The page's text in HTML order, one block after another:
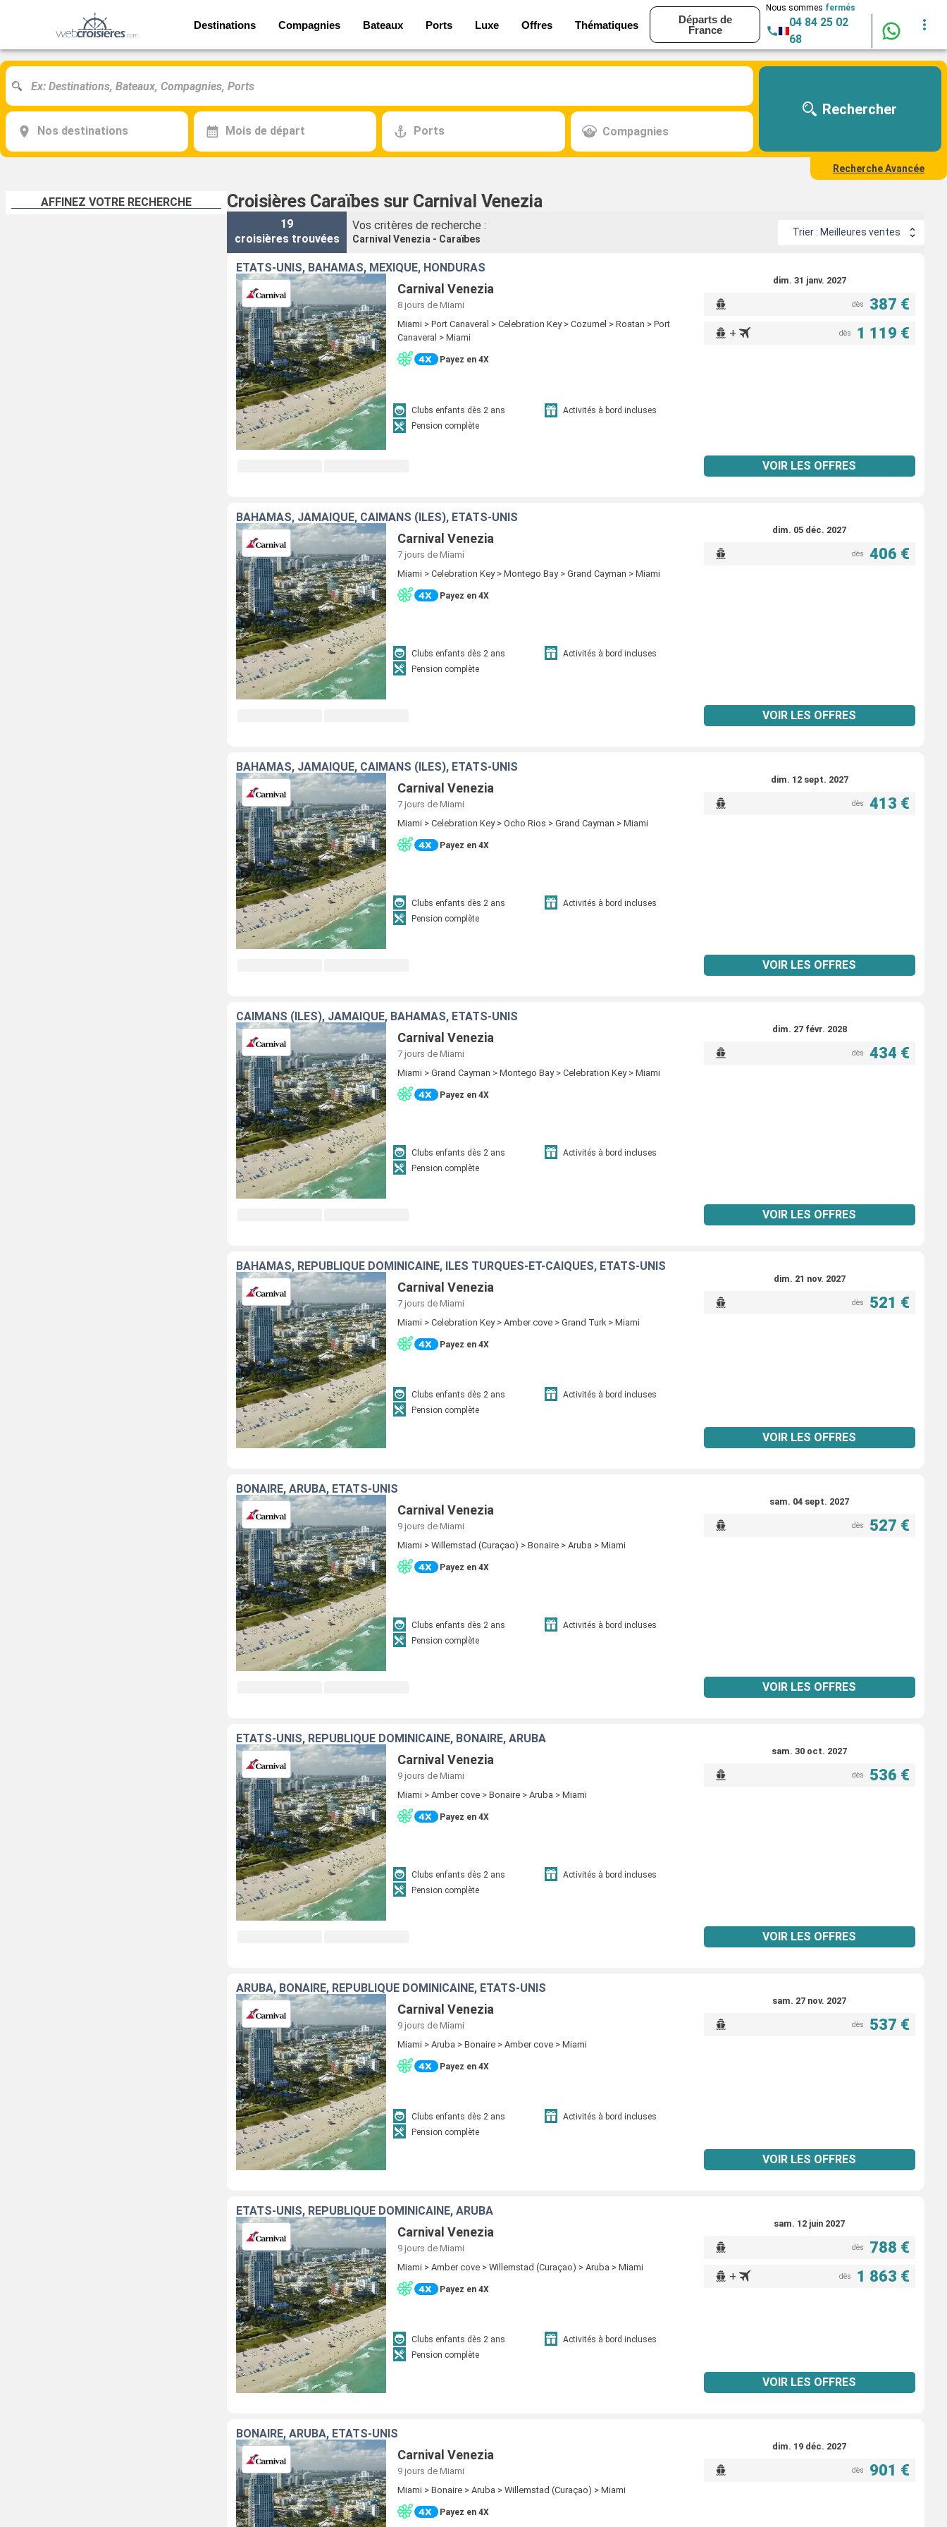
Destinations Compagnies Bateaux Ports Luxe Offres Thématiques
Départs de
France
Nous sommes fermés
04 84 25 02
68
Nos destinations Mois de départ Ports Compagnies
Rechercher
Recherche Avancée
AFFINEZ VOTRE RECHERCHE Croisières Caraïbes sur Carnival Venezia
19
croisières trouvées
Vos critères de recherche :
Carnival Venezia - Caraïbes
Trier : Meilleures ventes
ÉTATS-UNIS, BAHAMAS, MEXIQUE, HONDURAS
Carnival Venezia
8 jours de Miami
Miami > Port Canaveral > Celebration Key > Cozumel > Roatan > Port
Canaveral > Miami
Payez en 4X
Clubs enfants dès 2 ans
Activités à bord incluses
Pension complète
dim. 31 janv. 2027
dès 387 €
+ dès 1 119 €
VOIR LES OFFRES
BAHAMAS, JAMAÏQUE, CAÏMANS (ÎLES), ÉTATS-UNIS
Carnival Venezia
7 jours de Miami
Miami > Celebration Key > Montego Bay > Grand Cayman > Miami
Payez en 4X
Clubs enfants dès 2 ans
Activités à bord incluses
Pension complète
dim. 05 déc. 2027
dès 406 €
VOIR LES OFFRES
BAHAMAS, JAMAÏQUE, CAÏMANS (ÎLES), ÉTATS-UNIS
Carnival Venezia
7 jours de Miami
Miami > Celebration Key > Ocho Rios > Grand Cayman > Miami
Payez en 4X
Clubs enfants dès 2 ans
Activités à bord incluses
Pension complète
dim. 12 sept. 2027
dès 413 €
VOIR LES OFFRES
CAÏMANS (ÎLES), JAMAÏQUE, BAHAMAS, ÉTATS-UNIS
Carnival Venezia
7 jours de Miami
Miami > Grand Cayman > Montego Bay > Celebration Key > Miami
Payez en 4X
Clubs enfants dès 2 ans
Activités à bord incluses
Pension complète
dim. 27 févr. 2028
dès 434 €
VOIR LES OFFRES
BAHAMAS, RÉPUBLIQUE DOMINICAINE, ÎLES TURQUES-ET-CAÏQUES, ÉTATS-UNIS
Carnival Venezia
7 jours de Miami
Miami > Celebration Key > Amber cove > Grand Turk > Miami
Payez en 4X
Clubs enfants dès 2 ans
Activités à bord incluses
Pension complète
dim. 21 nov. 2027
dès 521 €
VOIR LES OFFRES
BONAIRE, ARUBA, ÉTATS-UNIS
Carnival Venezia
9 jours de Miami
Miami > Willemstad (Curaçao) > Bonaire > Aruba > Miami
Payez en 4X
Clubs enfants dès 2 ans
Activités à bord incluses
Pension complète
sam. 04 sept. 2027
dès 527 €
VOIR LES OFFRES
ÉTATS-UNIS, RÉPUBLIQUE DOMINICAINE, BONAIRE, ARUBA
Carnival Venezia
9 jours de Miami
Miami > Amber cove > Bonaire > Aruba > Miami
Payez en 4X
Clubs enfants dès 2 ans
Activités à bord incluses
Pension complète
sam. 30 oct. 2027
dès 536 €
VOIR LES OFFRES
ARUBA, BONAIRE, RÉPUBLIQUE DOMINICAINE, ÉTATS-UNIS
Carnival Venezia
9 jours de Miami
Miami > Aruba > Bonaire > Amber cove > Miami
Payez en 4X
Clubs enfants dès 2 ans
Activités à bord incluses
Pension complète
sam. 27 nov. 2027
dès 537 €
VOIR LES OFFRES
ÉTATS-UNIS, RÉPUBLIQUE DOMINICAINE, ARUBA
Carnival Venezia
9 jours de Miami
Miami > Amber cove > Willemstad (Curaçao) > Aruba > Miami
Payez en 4X
Clubs enfants dès 2 ans
Activités à bord incluses
Pension complète
sam. 12 juin 2027
dès 788 €
+ dès 1 863 €
VOIR LES OFFRES
BONAIRE, ARUBA, ÉTATS-UNIS
Carnival Venezia
9 jours de Miami
Miami > Bonaire > Aruba > Willemstad (Curaçao) > Miami
Payez en 4X
dim. 19 déc. 2027
dès 901 €